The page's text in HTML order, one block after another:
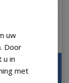
aluminium
uw
Door
u in
met